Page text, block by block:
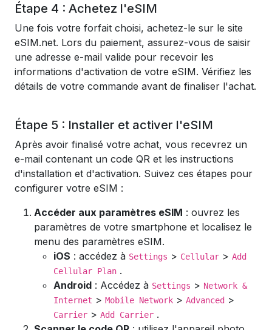
Étape 4 : Achetez l'eSIM
Une fois votre forfait choisi, achetez-le sur le site
eSIM.net. Lors du paiement, assurez-vous de saisir
une adresse e-mail valide pour recevoir les
informations d'activation de votre eSIM. Vérifiez les
détails de votre commande avant de finaliser l'achat.
Étape 5 : Installer et activer l'eSIM
Après avoir finalisé votre achat, vous recevrez un
e-mail contenant un code QR et les instructions
d'installation et d'activation. Suivez ces étapes pour
configurer votre eSIM :
Accéder aux paramètres eSIM : ouvrez les
paramètres de votre smartphone et localisez le
menu des paramètres eSIM.
iOS : accédez à Settings > Cellular > Add
Cellular Plan .
Android : Accédez à Settings > Network &
Internet > Mobile Network > Advanced >
Carrier > Add Carrier .